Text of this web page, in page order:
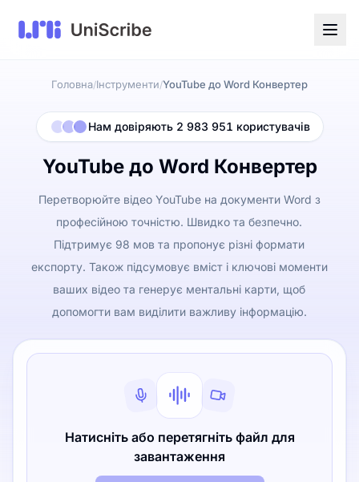
Головна/Інструменти/YouTube до Word Конвертер
Нам довіряють 2 983 951 користувачів
YouTube до Word Конвертер
Перетворюйте відео YouTube на документи Word з
професійною точністю. Швидко та безпечно.
Підтримує 98 мов та пропонує різні формати
експорту. Також підсумовує вміст і ключові моменти
ваших відео та генерує ментальні карти, щоб
допомогти вам виділити важливу інформацію.
Натисніть або перетягніть файл для
завантаження